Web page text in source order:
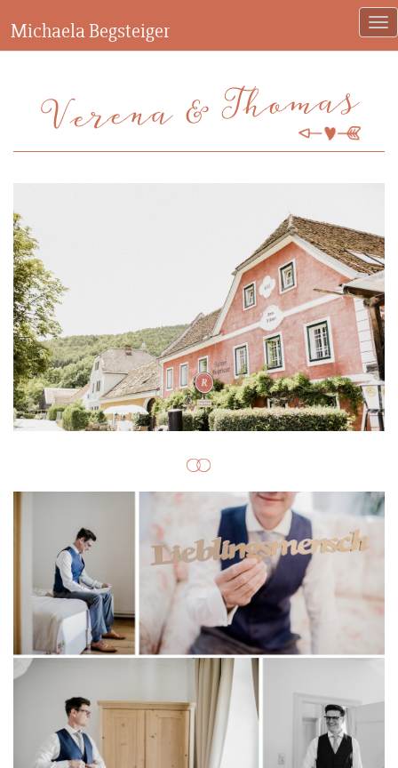
Michaela Begsteiger
Verena & Thomas